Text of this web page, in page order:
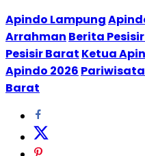
Apindo Lampung
Arrahman Berita
Pesisir Barat Ketua
Apindo 2026
Barat